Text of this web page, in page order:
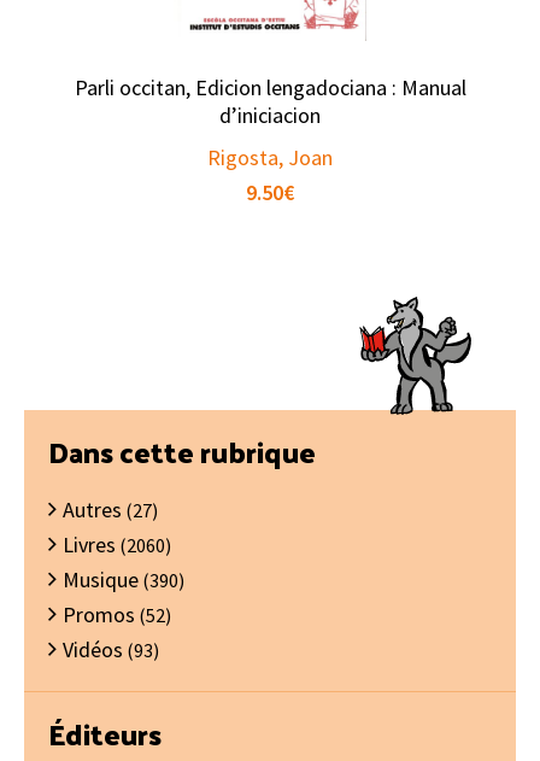
Parli occitan, Edicion lengadociana : Manual
d’iniciacion
Rigosta, Joan
9.50€
Barre
latérale
principale
Dans cette rubrique
Autres (27)
Livres (2060)
Musique (390)
Promos (52)
Vidéos (93)
Éditeurs